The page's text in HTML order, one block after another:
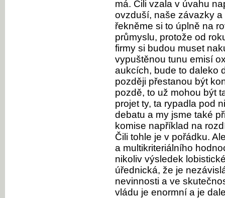
má. Čili vzala v úvahu
ovzduší, naše závazky
řekněme si to úplně na
průmyslu, protože od
firmy si budou muset
vypuštěnou tunu emisí
aukcích, bude to daleko
později přestanou být
pozdě, to už mohou být
projet ty, ta rypadla pod
debatu a my jsme také
komise například na
Čili tohle je v pořádku.
a multikriteriálního
nikoliv výsledek
úřednická, že je
nevinnosti a ve
vládu je enormní a je